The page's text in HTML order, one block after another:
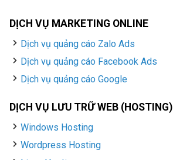
DỊCH VỤ MARKETING ONLINE
Dịch vụ quảng cáo Zalo Ads
Dịch vụ quảng cáo Facebook Ads
Dịch vụ quảng cáo Google
DỊCH VỤ LƯU TRỮ WEB (HOSTING)
Windows Hosting
Wordpress Hosting